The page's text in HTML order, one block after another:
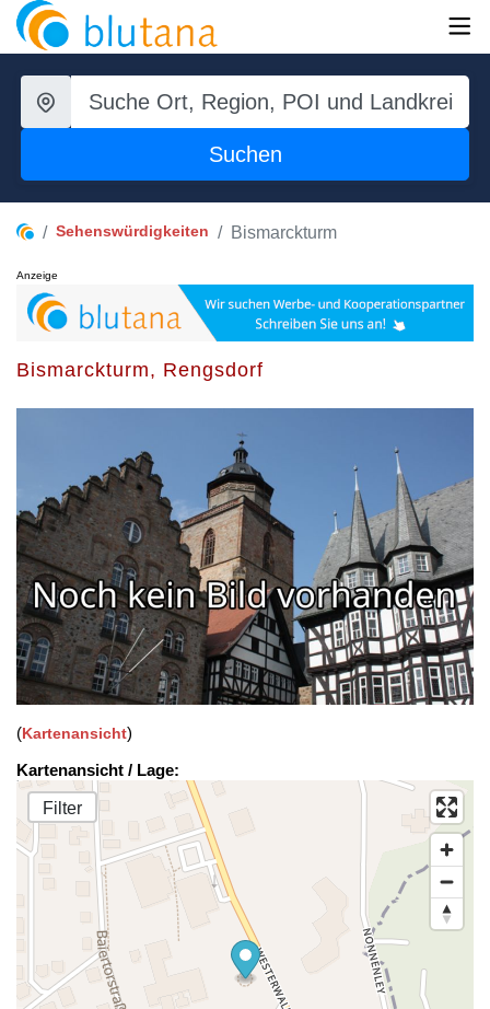
Suchen
Sehenswürdigkeiten Bismarckturm
Anzeige
Bismarckturm, Rengsdorf
(Kartenansicht)
Kartenansicht / Lage:
Filter